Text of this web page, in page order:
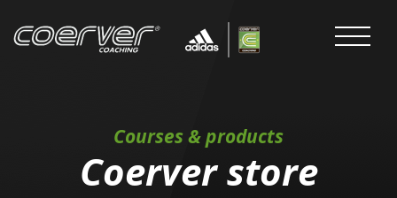
Courses & products
Coerver store